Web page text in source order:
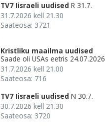
TV7 Iisraeli uudised R 31.7.
31.7.2026 kell 21.30
Saateosa: 3721
Kristliku maailma uudised
Saade oli USAs eetris 24.07.2026
31.7.2026 kell 21.00
Saateosa: 716
TV7 Iisraeli uudised N 30.7.
30.7.2026 kell 21.30
Saateosa: 3720